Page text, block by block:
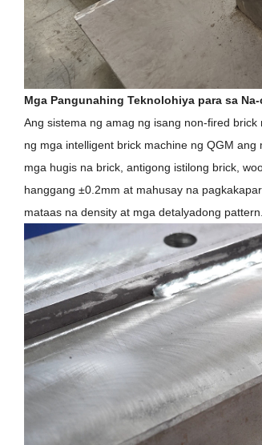
Mga Pangunahing Teknolohiya para sa
Ang sistema ng amag ng isang non-fired
ng mga intelligent brick machine ng QGM
mga hugis na brick, antigong istilong brick,
hanggang ±0.2mm at mahusay na
mataas na density at mga detalyadong pattern.